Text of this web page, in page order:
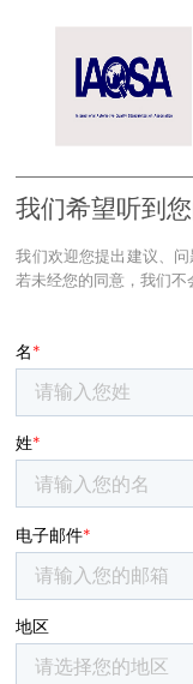
我们希望听到
我们欢迎您提出建议、
若未经您的同意，我们不
名*
姓*
电子邮件*
地区